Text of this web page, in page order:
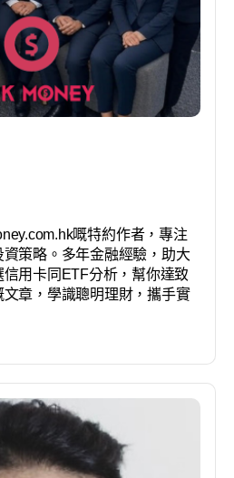
嘅特約作者，專注
策略。多年金融經驗，助大
用卡同ETF分析，幫你達致
章，學識聰明理財，攜手實